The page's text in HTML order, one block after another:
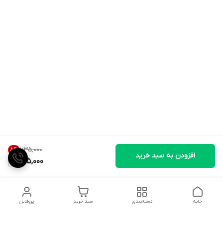
۷۳۵٬۰۰۰ 8%
675,000
افزودن به سبد خرید
پروفایل سبد خرید دسته‌بندی خانه